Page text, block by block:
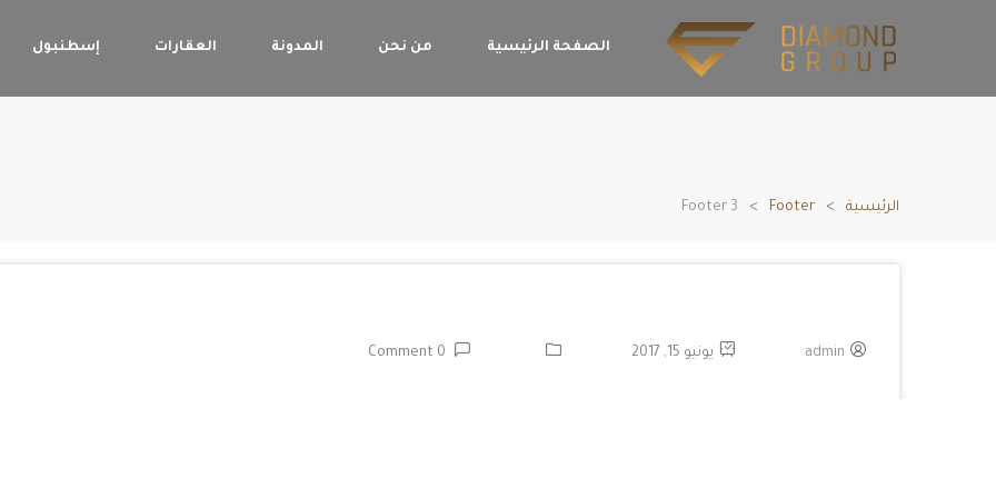
الصفحة الرئيسية من نحن المدونة العقارات إسطنبول
الرئيسية Footer
Footer 3
admin يونيو 15, 2017